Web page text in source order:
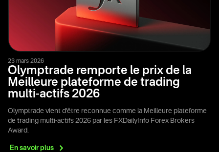
23 mars 2026
Olymptrade remporte le prix de la
Meilleure plateforme de trading
multi-actifs 2026
Olymptrade vient d’être reconnue comme la Meilleure plateforme
de trading multi-actifs 2026 par les FXDailyInfo Forex Brokers
Award.
En savoirplus